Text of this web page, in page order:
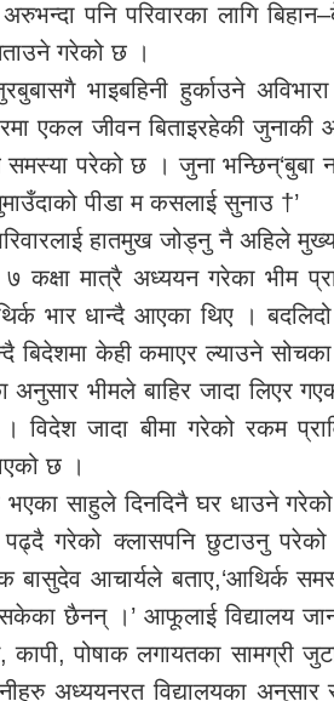
पनि परिवारका लागि
गरेको छ ।
भाइबहिनी हुर्काउने
एकल जीवन बिताइरहेकी
समस्या परेको छ । जुना
पीडा म कसलाई सुनाउ †’
हातमुख जोड्नु नै अहिले
कक्षा मात्रै अध्ययन गरेका भीम
भार धान्दै आएका थिए ।
बिदेशमा केही कमाएर ल्याउने
अनुसार भीमले बाहिर जादा लिएर
विदेश जादा बीमा गरेको रकम
छ ।
भएका साहुले दिनदिनै घर धाउने
पढ्दै गरेको क्लासपनि छुटाउनु
बासुदेव आचार्यले बताए,‘आथिर्क
छैनन् ।’ आफूलाई विद्यालय जान
पोषाक लगायतका सामग्री
अध्ययनरत विद्यालयका